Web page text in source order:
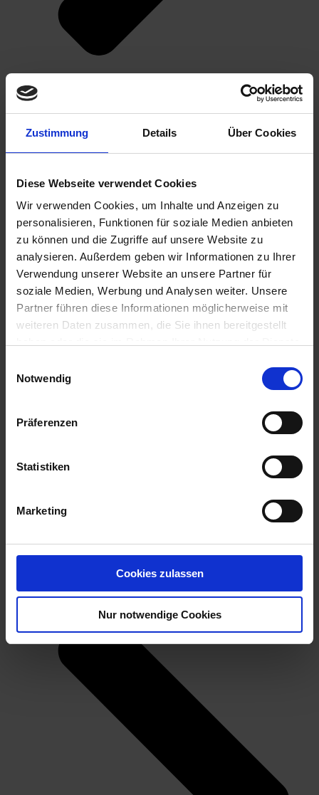
Zustimmung Details Über Cookies
Diese Webseite verwendet Cookies
Wir verwenden Cookies, um Inhalte und Anzeigen zu
personalisieren, Funktionen für soziale Medien anbieten
zu können und die Zugriffe auf unsere Website zu
analysieren. Außerdem geben wir Informationen zu Ihrer
Verwendung unserer Website an unsere Partner für
soziale Medien, Werbung und Analysen weiter. Unsere
Partner führen diese Informationen möglicherweise mit
weiteren Daten zusammen, die Sie ihnen bereitgestellt
Notwendig
Präferenzen
Statistiken
Marketing
Cookies zulassen
Nur notwendige Cookies
Optimierung deiner Atemtechnik (Support)
Richtige Kehlkopfeinstellung (Twang)